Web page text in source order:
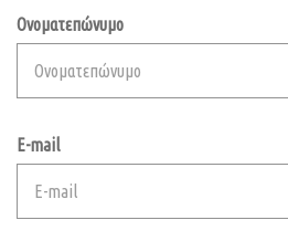
Ονοματεπώνυμο
E-mail